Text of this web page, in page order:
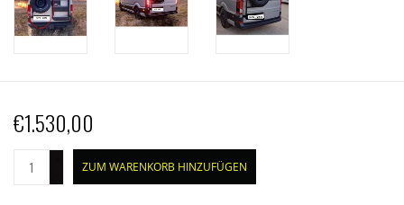
€1.530,00
ZUM WARENKORB HINZUFÜGEN